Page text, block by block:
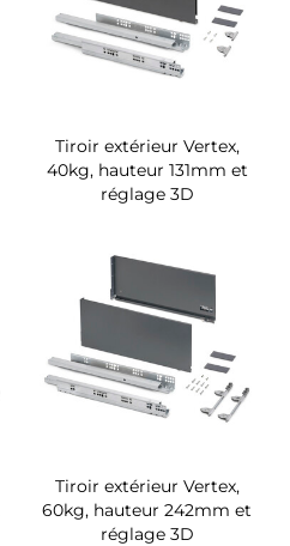
Tiroir extérieur Vertex,
40kg, hauteur 131mm et
réglage 3D
Tiroir extérieur Vertex,
60kg, hauteur 242mm et
réglage 3D